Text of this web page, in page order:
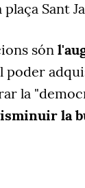
Sant
són
poder
la
la